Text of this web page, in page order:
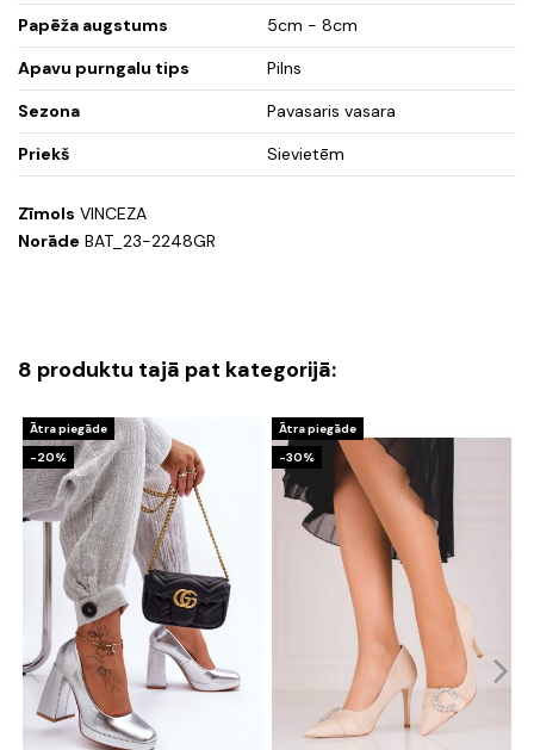
Papēža augstums
5cm - 8cm
Apavu purngalu tips
Pilns
Sezona
Pavasaris vasara
Priekš
Sievietēm
Zīmols VINCEZA
Norāde BAT_23-2248GR
8 produktu tajā pat kategorijā:
Ātra piegāde
-20%
Ātra piegāde
-30%